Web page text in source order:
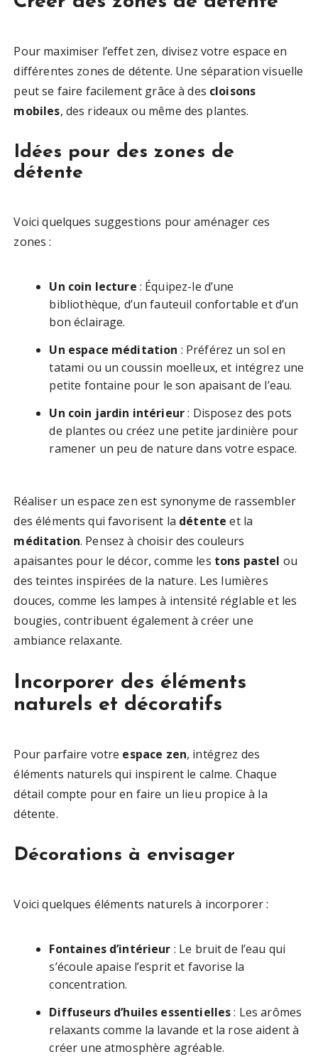
Pour maximiser l’effet zen, divisez votre espace en
différentes zones de détente. Une séparation visuelle
peut se faire facilement grâce à des cloisons
mobiles, des rideaux ou même des plantes.
Idées pour des zones de
détente
Voici quelques suggestions pour aménager ces
zones :
Un coin lecture : Équipez-le d’une
bibliothèque, d’un fauteuil confortable et d’un
bon éclairage.
Un espace méditation : Préférez un sol en
tatami ou un coussin moelleux, et intégrez une
petite fontaine pour le son apaisant de l’eau.
Un coin jardin intérieur: Disposez des pots
de plantes ou créez une petite jardinière pour
ramener un peu de nature dans votre espace.
Réaliser un espace zen est synonyme de rassembler
des éléments qui favorisent la détente et la
méditation. Pensez à choisir des couleurs
apaisantes pour le décor, comme les tons pastel ou
des teintes inspirées de la nature. Les lumières
douces, comme les lampes à intensité réglable et les
bougies, contribuent également à créer une
ambiance relaxante.
Incorporer des éléments
naturels et décoratifs
Pour parfaire votre espace zen, intégrez des
éléments naturels qui inspirent le calme. Chaque
détail compte pour en faire un lieu propice à la
détente.
Décorations à envisager
Voici quelques éléments naturels à incorporer :
Fontaines d’intérieur : Le bruit de l’eau qui
s’écoule apaise l’esprit et favorise la
concentration.
Diffuseurs d’huiles essentielles: Les arômes
relaxants comme la lavande et la rose aident à
créer une atmosphère agréable.